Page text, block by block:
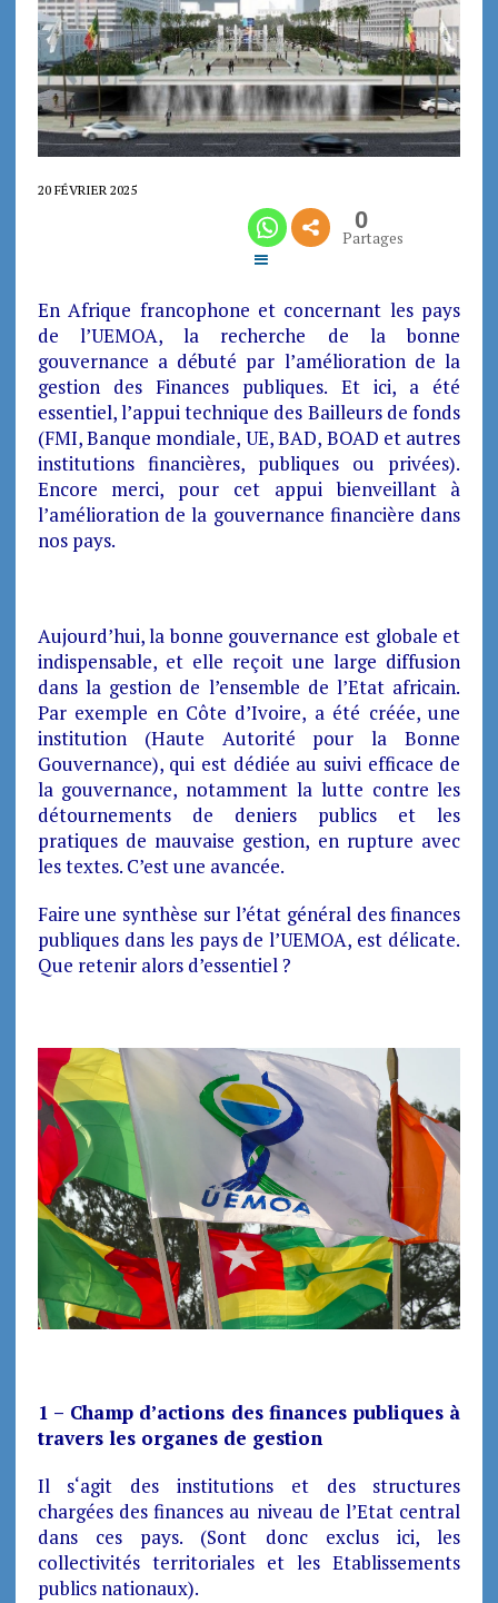
20 FÉVRIER 2025
0
Partages
En Afrique francophone et concernant les pays
de l’UEMOA, la recherche de la bonne
gouvernance a débuté par l’amélioration de la
gestion des Finances publiques. Et ici, a été
essentiel, l’appui technique des Bailleurs de fonds
(FMI, Banque mondiale, UE, BAD, BOAD et autres
institutions financières, publiques ou privées).
Encore merci, pour cet appui bienveillant à
l’amélioration de la gouvernance financière dans
nos pays.
Aujourd’hui, la bonne gouvernance est globale et
indispensable, et elle reçoit une large diffusion
dans la gestion de l’ensemble de l’Etat africain.
Par exemple en Côte d’Ivoire, a été créée, une
institution (Haute Autorité pour la Bonne
Gouvernance), qui est dédiée au suivi efficace de
la gouvernance, notamment la lutte contre les
détournements de deniers publics et les
pratiques de mauvaise gestion, en rupture avec
les textes. C’est une avancée.
Faire une synthèse sur l’état général des finances
publiques dans les pays de l’UEMOA, est délicate.
Que retenir alors d’essentiel ?
1 – Champ d’actions des finances publiques à
travers les organes de gestion
Il s‘agit des institutions et des structures
chargées des finances au niveau de l’Etat central
dans ces pays. (Sont donc exclus ici, les
collectivités territoriales et les Etablissements
publics nationaux).